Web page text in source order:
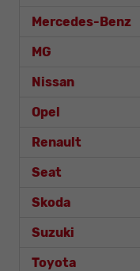
Mercedes-Benz
MG
Nissan
Opel
Renault
Seat
Skoda
Suzuki
Toyota